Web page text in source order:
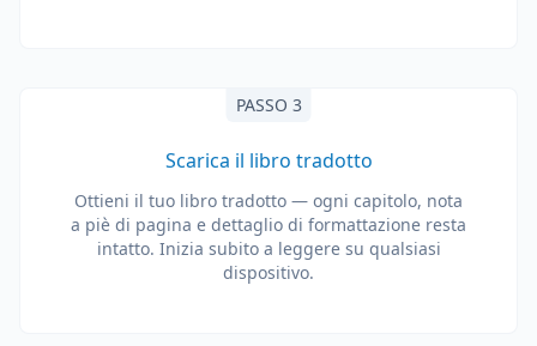
PASSO 3
Scarica il libro tradotto
Ottieni il tuo libro tradotto — ogni capitolo, nota
a piè di pagina e dettaglio di formattazione resta
intatto. Inizia subito a leggere su qualsiasi
dispositivo.